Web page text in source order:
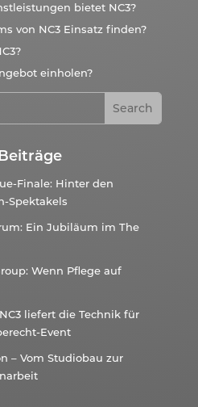
bietet NC3?
von NC3 Einsatz finden?
einholen?
Finale: Hinter den
Spektakels
Ein Jubiläum im The
Wenn Pflege auf
liefert die Technik für
Event
– Vom Studiobau zur